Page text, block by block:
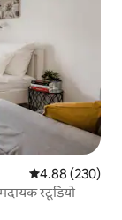
औसत रेटिंग 5 में से
4.88 (230)
स्टूडियो